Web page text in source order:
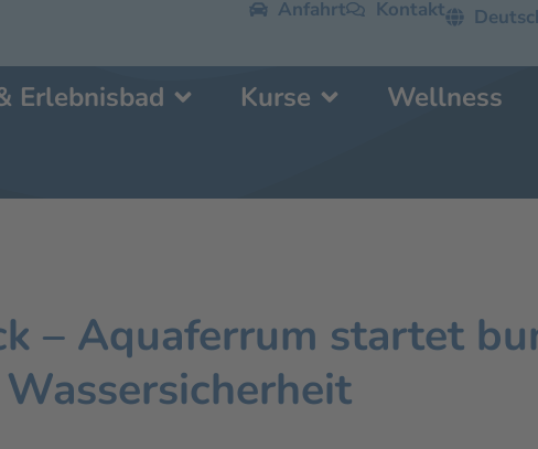
Anfahrt Kontakt
Erlebnisbad Kurse Wellness
– Aquaferrum startet